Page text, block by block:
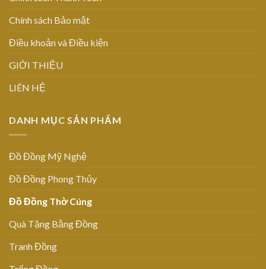
Chính sách Bảo mật
Điều khoản và Điều kiện
GIỚI THIỆU
LIÊN HỆ
DANH MỤC SẢN PHẨM
Đồ Đồng Mỹ Nghệ
Đồ Đồng Phong Thủy
Đồ Đồng Thờ Cúng
Quà Tặng Bằng Đồng
Tranh Đồng